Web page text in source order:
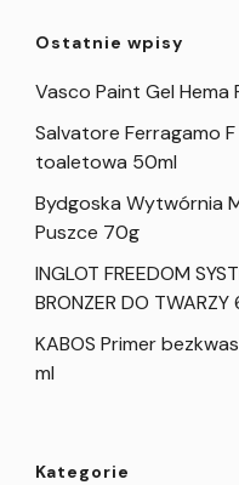
Ostatnie wpisy
Vasco Paint Gel Hema
Salvatore Ferragamo
toaletowa 50ml
Bydgoska Wytwórnia
Puszce 70g
INGLOT FREEDOM
BRONZER DO
KABOS Primer
ml
Kategorie